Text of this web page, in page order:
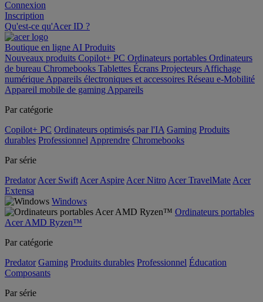
Connexion
Inscription
Qu'est-ce qu'Acer ID ?
Boutique en ligne AI Produits
Nouveaux produits Copilot+ PC Ordinateurs portables Ordinateurs
de bureau Chromebooks Tablettes Écrans Projecteurs Affichage
numérique Appareils électroniques et accessoires Réseau e-Mobilité
Appareil mobile de gaming Appareils
Par catégorie
Copilot+ PC Ordinateurs optimisés par l'IA Gaming Produits
durables Professionnel Apprendre Chromebooks
Par série
Predator Acer Swift Acer Aspire Acer Nitro Acer TravelMate Acer
Extensa
Windows
Ordinateurs portables
Acer AMD Ryzen™
Par catégorie
Predator Gaming Produits durables Professionnel Éducation
Composants
Par série